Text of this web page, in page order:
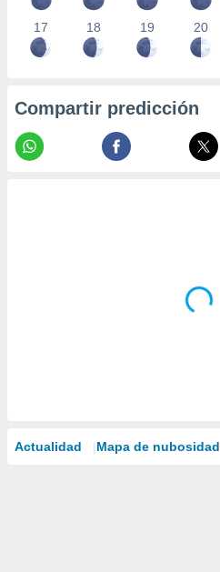
17 18 19 20
Compartir predicción
Actualidad Mapa de nubosidad